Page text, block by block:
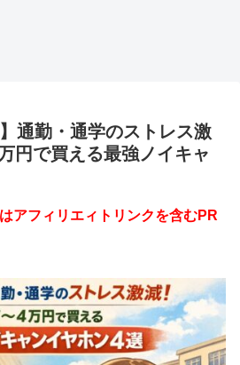
通勤・通学のストレス激
円で買える最強ノイキャ
アフィリエィトリンクを含むPR